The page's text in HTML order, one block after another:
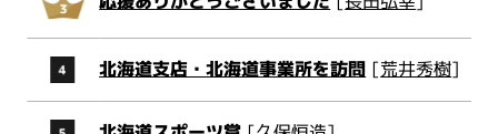
北海道支店・北海道事業所を訪問 [荒井秀樹]